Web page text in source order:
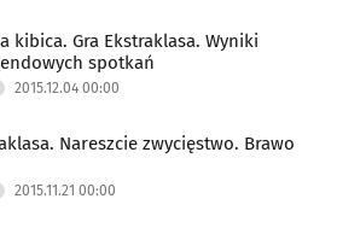
kibica. Gra Ekstraklasa. Wyniki
spotkań
2015.12.04 00:00
Nareszcie zwycięstwo. Brawo
2015.11.21 00:00